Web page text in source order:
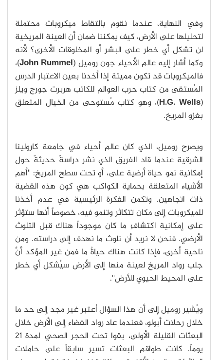
وفي النهاية، عندما نقوم بالتقاط ميكروبات محتملة
لتحليلها على الأرض، كيف يمكننا ضمان أن العينة المريخية
لن تشكل أي خطر على البشر أو المخلوقات الأخرى؟ لأنه
وكما أشار إليه عالم الأحياء جون روميل (John Rummel)،
فالميكروبات قد تكون مميتة إذا أخدنا بعين الاعتبار الدرس
المُستقى من كتاب حرب العوالم للكاتب هربرت جورج ويلز
(
H.G. Wells)، وهو كتاب مُستوحى من الخيال المتعلق
بغزو المريخ.
ويصرح روميل، الذي كان عالم أحياء في جامعة كارولينا
الشرقية عندما قاد الفريق الذي نشر دراسةً حديثةً حول
إمكانية نمو حياة أرضية على، أو تحت سطح المريخ: ''أهم
الأشياء المتعلقة بحماية الكواكب هي كون هذه القضية
ذات اتجاهين. وتكمن الفكرة الرئيسية في عدم أخذنا
للميكروبات إلى مكان تتكاثر وتنمو فيه، خصوصاً أنها ستؤثر
على إمكانية اكتشافِ ما كان موجوداً هناك قبل التلوث
الأرضي. فنحن لا نريد أن نلوث ما نهدف إلى دراسته. ومن
ناحية أخرى، فإذا كانت هناك حياةٌ ما فمن غير المؤكد أنَّ
جلب رواد المريخ لعينة منها إلى الأرض سيُشكل أي خطرٍ
على المحيط الحيوي للأرض''.
ويُشير روميل إلى أن هذا السؤال اُعتبر غير مجد إلى حد ما
خلال رحلات أبولو، فعندما عاد رواد الفضاء إلى الأرض خلال
البعثات القليلة الأولى، بقوا تحت الحجر الصحي لمدة 21
يوماً. كانت طواقم البعثات تسير سابقاً على حاملات